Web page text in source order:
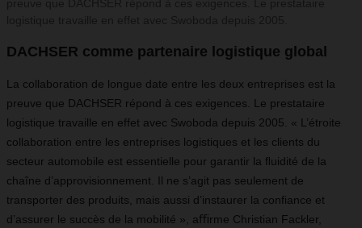
DACHSER comme partenaire logistique global
La collaboration de longue date entre les deux entreprises est la
preuve que DACHSER répond à ces exigences. Le prestataire
logistique travaille en effet avec Swoboda depuis 2005. « L’étroite
collaboration entre les entreprises logistiques et les clients du
secteur automobile est essentielle pour garantir la ﬂuidité de la
chaîne d’approvisionnement. Il ne s’agit pas seulement de
transporter des produits, mais aussi d’instaurer la confiance et
d’assurer le succès de la mobilité », aﬃrme Christian Fackler,